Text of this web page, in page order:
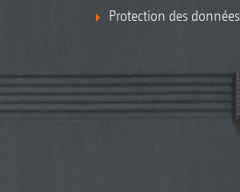
Protection des données